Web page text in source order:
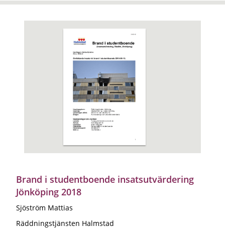
Brand i studentboende insatsutvärdering
Jönköping 2018
Sjöström Mattias
Räddningstjänsten Halmstad